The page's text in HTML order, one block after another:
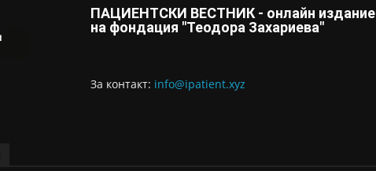
ПАЦИЕНТСКИ ВЕСТНИК - онлайн издание
на фондация "Теодора Захариева"
За контaкт: info@ipatient.xyz